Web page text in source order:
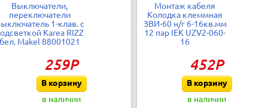
Выключатели,
переключатели
1-клав. с
Karea RIZZ
Makel 88001021
259Р
В корзину
в наличии
Монтаж кабеля
Колодка клеммная
ЗВИ-60 н/г 6-16кв.мм
12 пар IEK UZV2-060-
16
452Р
В корзину
в наличии